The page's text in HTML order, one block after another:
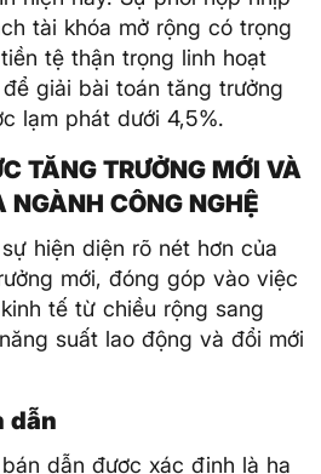
tài khóa mở rộng có trọng
tệ thận trọng linh hoạt
giải bài toán tăng trưởng
lạm phát dưới 4,5%.
TĂNG TRƯỞNG MỚI VÀ
NGÀNH CÔNG NGHỆ
hiện diện rõ nét hơn của
mới, đóng góp vào việc
tế từ chiều rộng sang
suất lao động và đổi mới
dẫn
dẫn được xác định là hạ